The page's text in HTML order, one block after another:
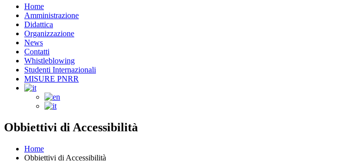
Home
Amministrazione
Didattica
Organizzazione
News
Contatti
Whistleblowing
Studenti Internazionali
MISURE PNRR
Obbiettivi di Accessibilità
Home
Obbiettivi di Accessibilità